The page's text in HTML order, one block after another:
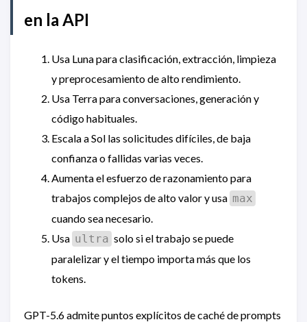
en la API
Usa Luna para clasificación, extracción, limpieza
y preprocesamiento de alto rendimiento.
Usa Terra para conversaciones, generación y
código habituales.
Escala a Sol las solicitudes difíciles, de baja
confianza o fallidas varias veces.
Aumenta el esfuerzo de razonamiento para
trabajos complejos de alto valor y usa max
cuando sea necesario.
Usa ultra solo si el trabajo se puede
paralelizar y el tiempo importa más que los
tokens.
GPT-5.6 admite puntos explícitos de caché de prompts